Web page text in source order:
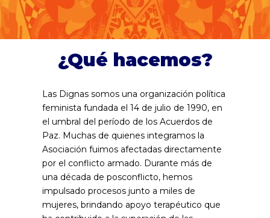
¿Qué hacemos?
Las Dignas somos una organización política
feminista fundada el 14 de julio de 1990, en
el umbral del período de los Acuerdos de
Paz. Muchas de quienes integramos la
Asociación fuimos afectadas directamente
por el conflicto armado. Durante más de
una década de posconflicto, hemos
impulsado procesos junto a miles de
mujeres, brindando apoyo terapéutico que